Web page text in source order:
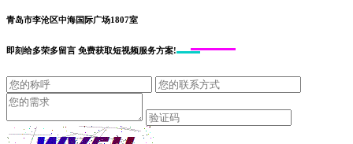
青岛市李沧区中海国际广场1807室
即刻给多荣多留言 免费获取短视频服务方案!